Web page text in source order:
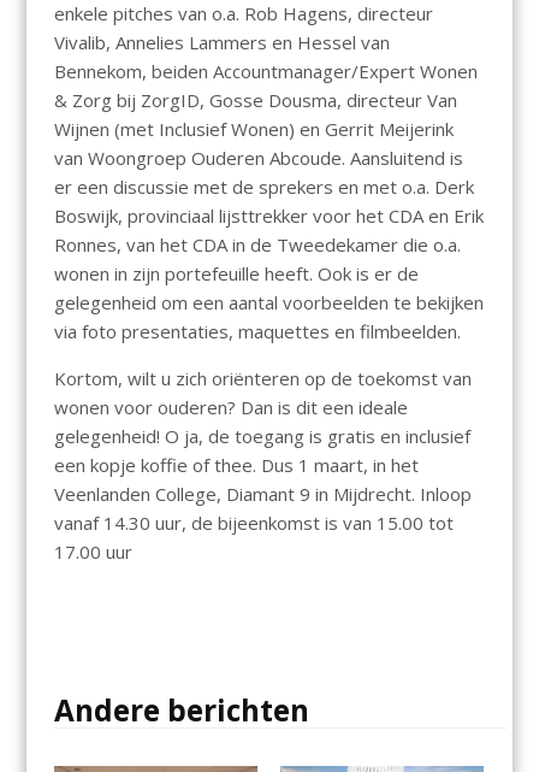
enkele pitches van o.a. Rob Hagens, directeur
Vivalib, Annelies Lammers en Hessel van
Bennekom, beiden Accountmanager/Expert Wonen
& Zorg bij ZorgID, Gosse Dousma, directeur Van
Wijnen (met Inclusief Wonen) en Gerrit Meijerink
van Woongroep Ouderen Abcoude. Aansluitend is
er een discussie met de sprekers en met o.a. Derk
Boswijk, provinciaal lijsttrekker voor het CDA en Erik
Ronnes, van het CDA in de Tweedekamer die o.a.
wonen in zijn portefeuille heeft. Ook is er de
gelegenheid om een aantal voorbeelden te bekijken
via foto presentaties, maquettes en filmbeelden.
Kortom, wilt u zich oriënteren op de toekomst van
wonen voor ouderen? Dan is dit een ideale
gelegenheid! O ja, de toegang is gratis en inclusief
een kopje koffie of thee. Dus 1 maart, in het
Veenlanden College, Diamant 9 in Mijdrecht. Inloop
vanaf 14.30 uur, de bijeenkomst is van 15.00 tot
17.00 uur
Andere berichten